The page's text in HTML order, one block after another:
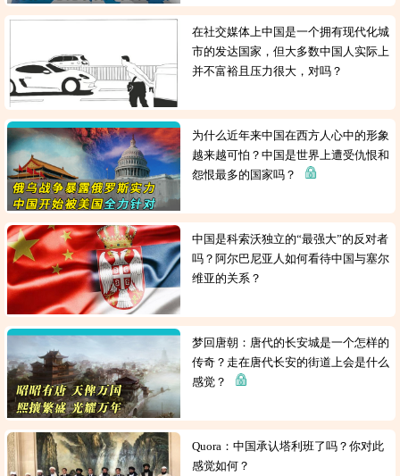
在社交媒体上中国是一个拥有现代化城
市的发达国家，但大多数中国人实际上
并不富裕且压力很大，对吗？
为什么近年来中国在西方人心中的形象
越来越可怕？中国是世界上遭受仇恨和
怨恨最多的国家吗？
中国是科索沃独立的“最强大”的反对者
吗？阿尔巴尼亚人如何看待中国与塞尔
维亚的关系？
梦回唐朝：唐代的长安城是一个怎样的
传奇？走在唐代长安的街道上会是什么
感觉？
Quora：中国承认塔利班了吗？你对此
感觉如何？